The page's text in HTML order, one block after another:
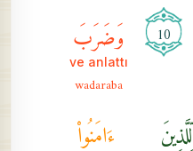
10 وَضَرَبَ
ve anlattı
wadaraba
لِّلَّذِينَ ءَامَنُواْ